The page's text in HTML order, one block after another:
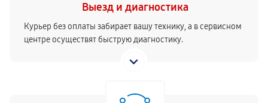
Выезд и диагностика
Курьер без оплаты забирает вашу технику, а в сервисном
центре осуществят быструю диагностику.